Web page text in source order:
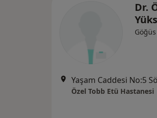
Dr.
Özel Tobb Etü Hastanesi